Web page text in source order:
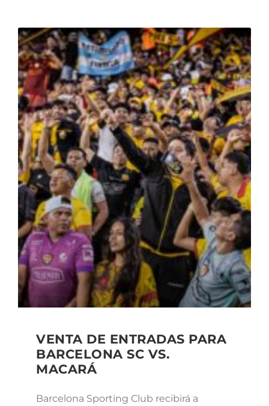
VENTA DE ENTRADAS PARA
BARCELONA SC VS.
MACARÁ
Barcelona Sporting Club recibirá a